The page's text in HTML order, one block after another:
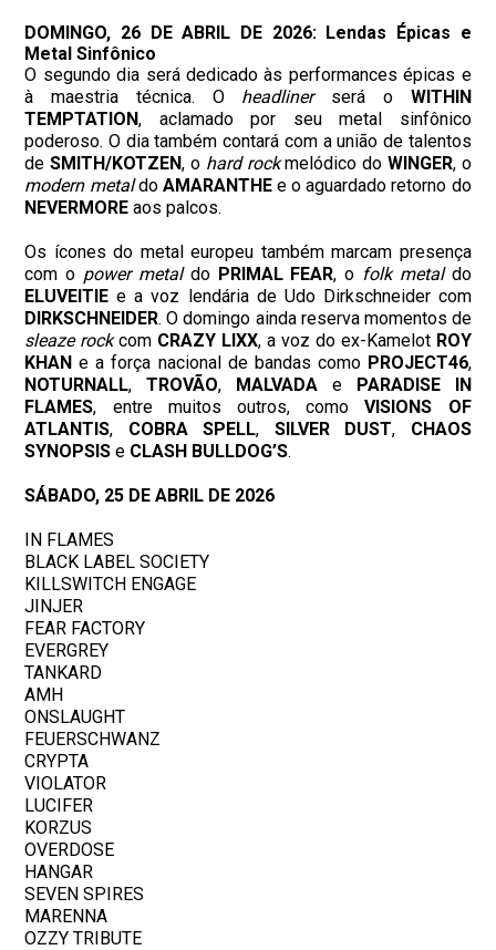
DOMINGO, 26 DE ABRIL DE 2026: Lendas Épicas e
Metal Sinfônico
O segundo dia será dedicado às performances épicas e
à maestria técnica. O headlinerserá o WITHIN
TEMPTATION, aclamado por seu metal sinfônico
poderoso. O dia também contará com a união de talentos
deSMITH/KOTZEN, o hard rockmelódico do WINGER, o
modern metaldo AMARANTHEe o aguardado retorno do
NEVERMORE aos palcos.
Os ícones do metal europeu também marcam presença
com o power metaldo PRIMAL FEAR, o folk metaldo
ELUVEITIE e a voz lendária de Udo Dirkschneider com
DIRKSCHNEIDER. O domingo ainda reserva momentos de
sleaze rockcom CRAZY LIXX, a voz do ex-Kamelot ROY
KHAN e a força nacional de bandas como PROJECT46,
NOTURNALL,TROVÃO, MALVADA e PARADISE IN
FLAMES, entre muitos outros, comoVISIONS OF
ATLANTIS, COBRA SPELL, SILVER DUST, CHAOS
SYNOPSIS e CLASH BULLDOG’S.
SÁBADO, 25 DE ABRIL DE 2026
IN FLAMES
BLACK LABEL SOCIETY
KILLSWITCH ENGAGE
JINJER
FEAR FACTORY
EVERGREY
TANKARD
AMH
ONSLAUGHT
FEUERSCHWANZ
CRYPTA
VIOLATOR
LUCIFER
KORZUS
OVERDOSE
HANGAR
SEVEN SPIRES
MARENNA
OZZY TRIBUTE